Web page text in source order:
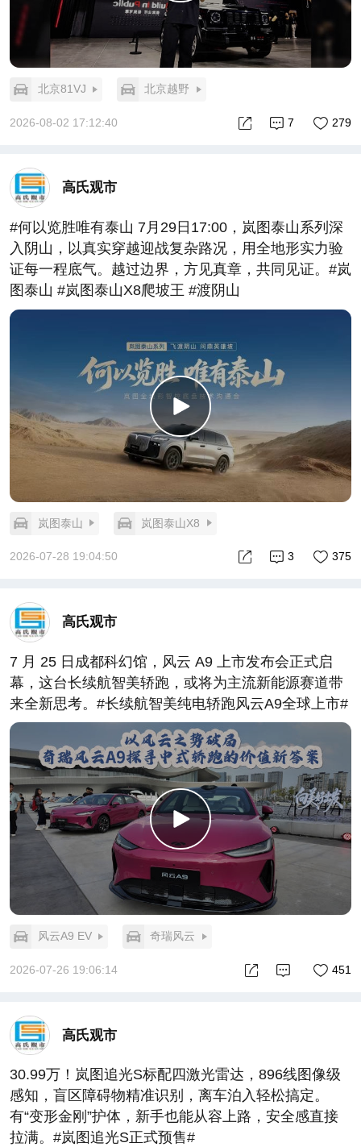
北京81VJ 北京越野
2026-08-02 17:12:40 279
7
高氏观市
#何以览胜唯有泰山 7月29日17:00，岚图泰山系列深
入阴山，以真实穿越迎战复杂路况，用全地形实力验
证每一程底气。越过边界，方见真章，共同见证。#岚
图泰山 #岚图泰山X8爬坡王 #渡阴山
岚图泰山 岚图泰山X8
2026-07-28 19:04:50 375
3
高氏观市
7 月 25 日成都科幻馆，风云 A9 上市发布会正式启
幕，这台长续航智美轿跑，或将为主流新能源赛道带
来全新思考。#长续航智美纯电轿跑风云A9全球上市#
风云A9 EV 奇瑞风云
2026-07-26 19:06:14 451
高氏观市
30.99万！岚图追光S标配四激光雷达，896线图像级
感知，盲区障碍物精准识别，离车泊入轻松搞定。
有“变形金刚”护体，新手也能从容上路，安全感直接
拉满。#岚图追光S正式预售#